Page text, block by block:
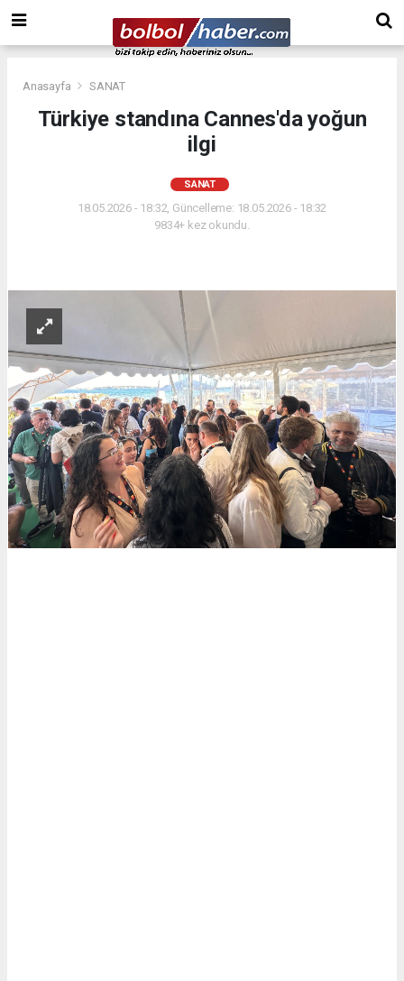
Anasayfa SANAT
Türkiye standına Cannes'da yoğun
ilgi
SANAT
18.05.2026 - 18:32, Güncelleme: 18.05.2026 - 18:32
9834+ kez okundu.